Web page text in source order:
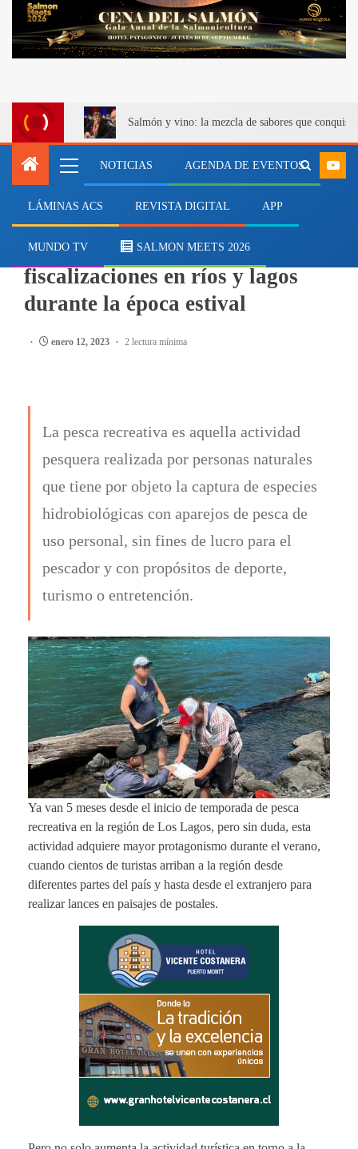
Salmón y vino: la mezcla de sabores que
NOTICIAS AGENDA DE EVENTOS
LÁMINAS ACS REVISTA DIGITAL APP
MUNDO TV SALMON MEETS 2026
Sernapesca incrementa
fiscalizaciones en ríos y lagos
durante la época estival
enero 12, 2023 2 lectura mínima
La pesca recreativa es aquella actividad
pesquera realizada por personas naturales
que tiene por objeto la captura de especies
hidrobiológicas con aparejos de pesca de
uso personal, sin fines de lucro para el
pescador y con propósitos de deporte,
turismo o entretención.
Ya van 5 meses desde el inicio de temporada de pesca
recreativa en la región de Los Lagos, pero sin duda, esta
actividad adquiere mayor protagonismo durante el verano,
cuando cientos de turistas arriban a la región desde
diferentes partes del país y hasta desde el extranjero para
realizar lances en paisajes de postales.